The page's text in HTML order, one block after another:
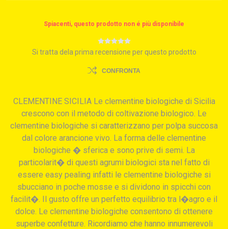
Spiacenti, questo prodotto non é più disponibile
Si tratta dela prima recensione per questo prodotto
CONFRONTA
CLEMENTINE SICILIA Le clementine biologiche di Sicilia
crescono con il metodo di coltivazione biologico. Le
clementine biologiche si caratterizzano per polpa succosa
dal colore arancione vivo. La forma delle clementine
biologiche � sferica e sono prive di semi. La
particolarit� di questi agrumi biologici sta nel fatto di
essere easy pealing infatti le clementine biologiche si
sbucciano in poche mosse e si dividono in spicchi con
facilit�. Il gusto offre un perfetto equilibrio tra l�agro e il
dolce. Le clementine biologiche consentono di ottenere
superbe confetture. Ricordiamo che hanno innumerevoli